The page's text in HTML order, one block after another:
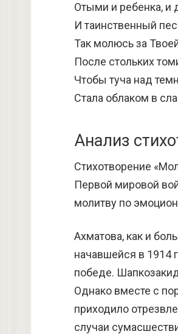
Отыми и ребенка, и
И таинственный
Так молюсь за
После стольких
Чтобы туча над
Стала облаком в
Анализ
Стихотворение
Первой мировой
молитву по
Ахматова, как и
начавшейся в 1914
победе.
Однако вместе с
приходило
случаи